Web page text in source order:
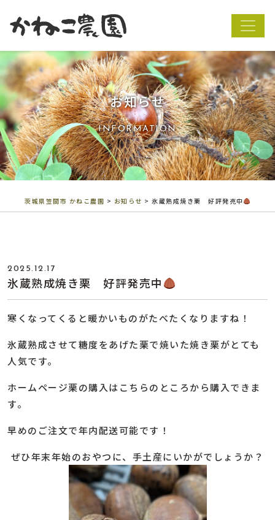
茨城県笠間市
お知らせ
INFORMATION
茨城県笠間市 かねこ農園 > お知らせ >氷蔵熟成焼き栗 好評発売中
2025.12.17
氷蔵熟成焼き栗 好評発売中
寒くなってくると暖かいものがたべたくなりますね！
氷蔵熟成させて糖度をあげた栗で焼いた焼き栗がとても
人気です。
ホームページ栗の購入はこちらのところから購入できま
す。
早めのご注文で年内配送可能です！
ぜひ年末年始のおやつに、手土産にいかがでしょうか？